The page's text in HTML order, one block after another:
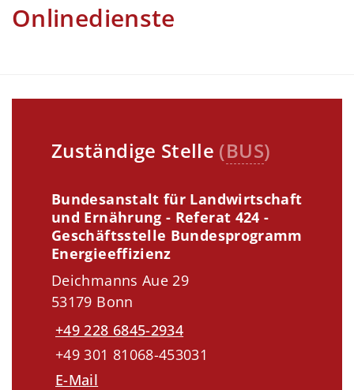
Onlinedienste
Zuständige Stelle (BUS)
Bundesanstalt für Landwirtschaft
und Ernährung - Referat 424 -
Geschäftsstelle Bundesprogramm
Energieeffizienz
Deichmanns Aue 29
53179 Bonn
+49 228 6845-2934
+49 301 81068-453031
E-Mail